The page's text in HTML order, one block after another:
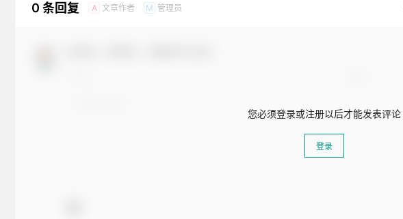
0 条回复 A 文章作者 M 管理员
您必须登录或注册以后才能发表评论
登录